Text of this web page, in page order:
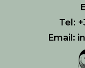
Tel:
Email: